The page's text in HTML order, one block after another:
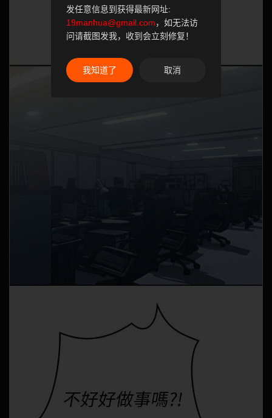
发任意信息到获得最新网址:
19manhua@gmail.com，如无法访
问请截图发我，收到会立刻修复！
我知道了 取消